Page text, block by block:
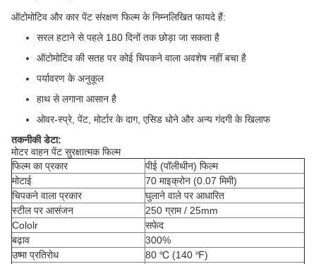
ऑटोमोटिव और कार पेंट संरक्षण फिल्म के निम्नलिखित फायदे हैं:
सरल हटाने से पहले 180 दिनों तक छोड़ा जा सकता है
ऑटोमोटिव की सतह पर कोई चिपकने वाला अवशेष नहीं बचा है
पर्यावरण के अनुकूल
हाथ से लगाना आसान है
ओवर-स्प्रे, पेंट, मोर्टार के दाग, एसिड धोने और अन्य गंदगी के खिलाफ
तकनीकी डेटा:
मोटर वाहन पेंट सुरक्षात्मक फिल्म
फिल्म का प्रकार
पीई (पॉलीथीन) फिल्म
मोटाई
70 माइक्रोन (0.07 मिमी)
चिपकने वाला प्रकार
घुलाने वाले पर आधारित
स्टील पर आसंजन
250 ग्राम / 25mm
Cololr
सफेद
बढ़ाव
300%
उष्मा प्रतिरोध
80 ℃ (140 ℉)